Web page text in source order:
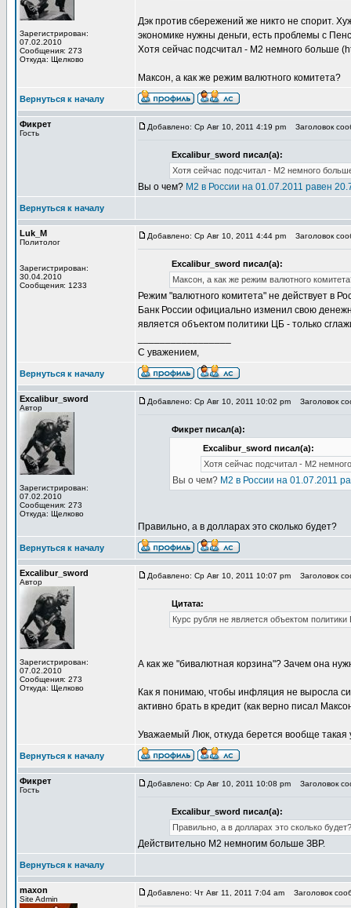
Зарегистрирован:
07.02.2010
Сообщения: 273
Откуда: Щелково
Дэк против сбережений же никто не спорит.
экономике нужны деньги, есть проблемы с
Хотя сейчас подсчитал - М2 немного больше
Максон, а как же режим валютного комитета?
Вернуться к началу
Фикрет
Гость
Добавлено: Ср Авг 10, 2011 4:19 pm Заголовок
Excalibur_sword писал(а):
Хотя сейчас подсчитал - М2 немного
Вы о чем? М2 в России на 01.07.2011 равен
Вернуться к началу
Luk_M
Политолог
Зарегистрирован:
30.04.2010
Сообщения: 1233
Добавлено: Ср Авг 10, 2011 4:44 pm Заголовок
Excalibur_sword писал(а):
Максон, а как же режим валютного
Режим "валютного комитета" не действует в
Банк России официально изменил свою
является объектом политики ЦБ - только
С уважением,
Вернуться к началу
Excalibur_sword
Автор
Зарегистрирован:
07.02.2010
Сообщения: 273
Откуда: Щелково
Добавлено: Ср Авг 10, 2011 10:02 pm Заголовок
Фикрет писал(а):
Excalibur_sword писал(а):
Хотя сейчас подсчитал - М2
Вы о чем? М2 в России на 01.07.2011
Правильно, а в долларах это сколько будет?
Вернуться к началу
Excalibur_sword
Автор
Зарегистрирован:
07.02.2010
Сообщения: 273
Откуда: Щелково
Добавлено: Ср Авг 10, 2011 10:07 pm Заголовок
Цитата:
Курс рубля не является объектом
А как же "бивалютная корзина"? Зачем она
Как я понимаю, чтобы инфляция не выросла
активно брать в кредит (как верно писал
Уважаемый Люк, откуда берется вообще такая
Вернуться к началу
Фикрет
Гость
Добавлено: Ср Авг 10, 2011 10:08 pm Заголовок
Excalibur_sword писал(а):
Правильно, а в долларах это сколько будет?
Действительно М2 немногим больше ЗВР.
Вернуться к началу
maxon
Site Admin
Добавлено: Чт Авг 11, 2011 7:04 am Заголовок